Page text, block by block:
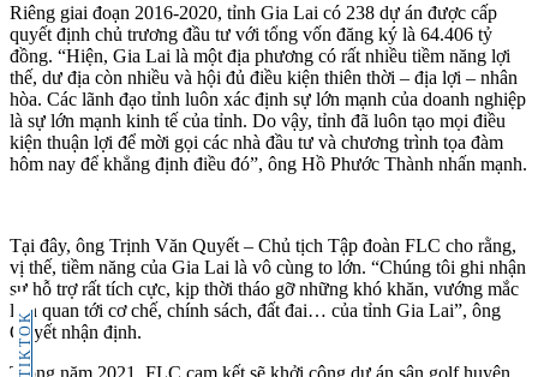
TIKTOK
Riêng giai đoạn 2016-2020, tỉnh Gia Lai có 238 dự án được cấp
quyết định chủ trương đầu tư với tổng vốn đăng ký là 64.406 tỷ
đồng. “Hiện, Gia Lai là một địa phương có rất nhiều tiềm năng lợi
thế, dư địa còn nhiều và hội đủ điều kiện thiên thời – địa lợi – nhân
hòa. Các lãnh đạo tỉnh luôn xác định sự lớn mạnh của doanh nghiệp
là sự lớn mạnh kinh tế của tỉnh. Do vậy, tỉnh đã luôn tạo mọi điều
kiện thuận lợi để mời gọi các nhà đầu tư và chương trình tọa đàm
hôm nay để khẳng định điều đó”, ông Hồ Phước Thành nhấn mạnh.
Tại đây, ông Trịnh Văn Quyết – Chủ tịch Tập đoàn FLC cho rằng,
vị thế, tiềm năng của Gia Lai là vô cùng to lớn. “Chúng tôi ghi nhận
sự hỗ trợ rất tích cực, kịp thời tháo gỡ những khó khăn, vướng mắc
liên quan tới cơ chế, chính sách, đất đai… của tỉnh Gia Lai”, ông
Quyết nhận định.